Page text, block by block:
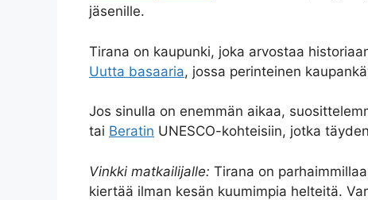
jäsenille.
Tirana on kaupunki, joka arvostaa
Uutta basaaria, jossa perinteinen
Jos sinulla on enemmän aikaa,
tai Beratin UNESCO-kohteisiin, jotka
Vinkki matkailijalle: Tirana on
kiertää ilman kesän kuumimpia helteitä.